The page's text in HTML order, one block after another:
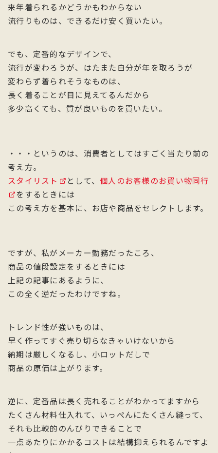
来年着られるかどうかもわからない
流行りものは、できるだけ安く買いたい。
でも、定番的なデザインで、
流行が変わろうが、はたまた自分が年を取ろうが
変わらず着られそうなものは、
長く着ることが目に見えてるんだから
多少高くても、質が良いものを買いたい。
・・・というのは、消費者としてはすごく当たり前の
考え方。
スタイリスト
として、 個人のお客様のお買い物同行
をするときには
この考え方を基本に、お店や商品をセレクトします。
ですが、私がメーカー勤務だったころ、
商品の値段設定をするときには
上記の記事にあるように、
この全く逆だったわけですね。
トレンド性が強いものは、
早く作ってすぐ売り切らなきゃいけないから
納期は厳しくなるし、小ロットだしで
商品の原価は上がります。
逆に、定番品は長く売れることがわかってますから
たくさん材料仕入れて、いっぺんにたくさん縫って、
それも比較的のんびりできることで
一点あたりにかかるコストは結構抑えられるんですよ